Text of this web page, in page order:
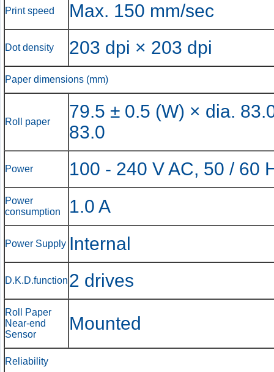
Print speed Max. 150 mm/sec
Dot density 203 dpi × 203 dpi
Paper dimensions (mm)
Roll paper
79.5 ± 0.5 (W) × dia.
83.0
Power 100 - 240 V AC, 50 / 60
Power
consumption
1.0 A
Power Supply Internal
D.K.D.function 2 drives
Roll Paper
Near-end
Sensor
Mounted
Reliability